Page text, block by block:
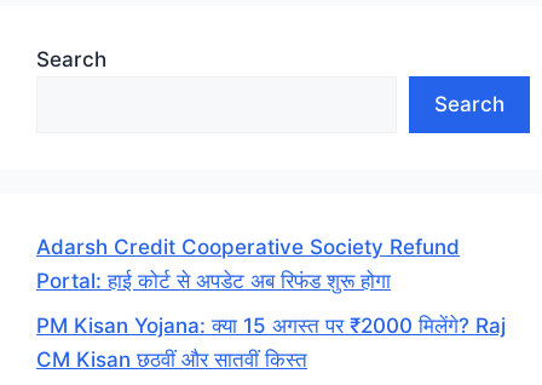
Search
Search
Adarsh Credit Cooperative Society Refund
Portal: हाई कोर्ट से अपडेट अब रिफंड शुरू होगा
PM Kisan Yojana: क्या 15 अगस्त पर ₹2000 मिलेंगे? Raj
CM Kisan छठवीं और सातवीं किस्त